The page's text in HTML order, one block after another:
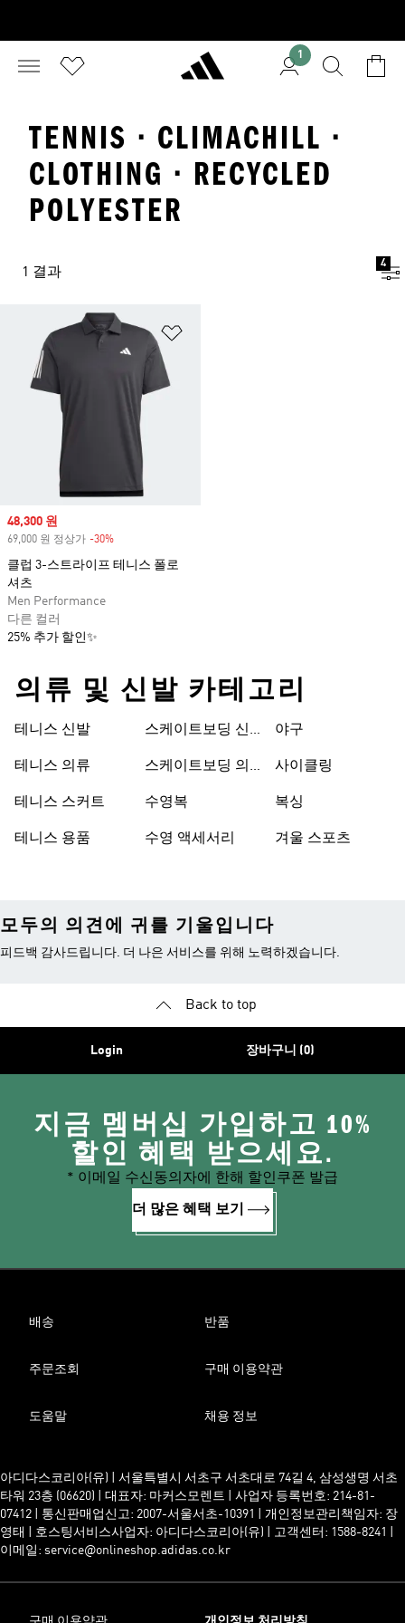
1
TENNIS · CLIMACHILL ·
CLOTHING · RECYCLED
POLYESTER
1 결과
4
Sale price
48,300 원
69,000 원 정상가 -30%
클럽 3-스트라이프 테니스 폴로
셔츠
Men Performance
다른 컬러
25% 추가 할인✨
의류 및 신발 카테고리
테니스 신발
테니스 의류
테니스 스커트
테니스 용품
스케이트보딩 신
스케이트보딩 의
수영복
수영 액세서리
야구
사이클링
복싱
겨울 스포츠
모두의 의견에 귀를 기울입니다
피드백 감사드립니다. 더 나은 서비스를 위해 노력하겠습니다.
Back to top
Login 장바구니 (0)
지금 멤버십 가입하고 10%
할인 혜택 받으세요.
* 이메일 수신동의자에 한해 할인쿠폰 발급
더 많은 혜택 보기
배송 반품
주문조회 구매 이용약관
도움말 채용 정보
아디다스코리아(유) | 서울특별시 서초구 서초대로 74길 4, 삼성생명 서초
타워 23층 (06620) | 대표자: 마커스모렌트 | 사업자 등록번호: 214-81-
07412 | 통신판매업신고: 2007-서울서초-10391 | 개인정보관리책임자: 장
영태 | 호스팅서비스사업자: 아디다스코리아(유) | 고객센터: 1588-8241 |
이메일: service@onlineshop.adidas.co.kr